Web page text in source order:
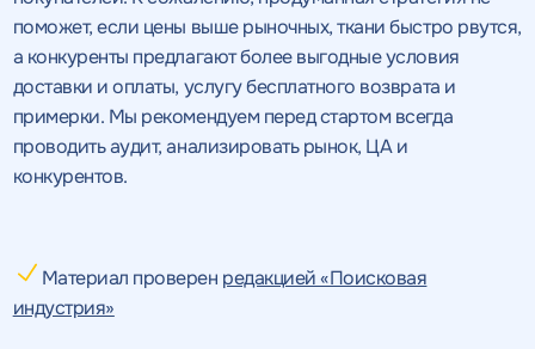
поможет, если цены выше рыночных, ткани быстро рвутся,
а конкуренты предлагают более выгодные условия
доставки и оплаты, услугу бесплатного возврата и
примерки. Мы рекомендуем перед стартом всегда
проводить аудит, анализировать рынок, ЦА и
конкурентов.
Материал проверен редакцией «Поисковая
индустрия»